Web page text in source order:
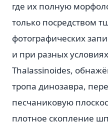
где их полную
только посредством
фотографических
и при разных
Thalassinoides,
тропа динозавра,
песчаниковую
плотное скопление